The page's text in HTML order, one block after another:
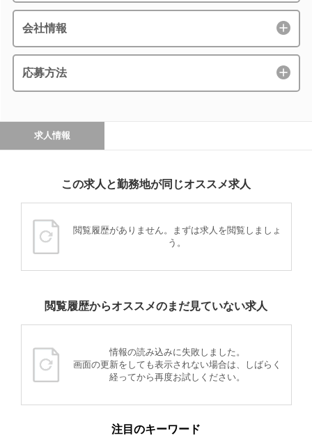
会社情報
応募方法
求人情報
この求人と勤務地が同じオススメ求人
閲覧履歴がありません。まずは求人を閲覧しましょ
う。
閲覧履歴からオススメのまだ見ていない求人
情報の読み込みに失敗しました。
画面の更新をしても表示されない場合は、しばらく
経ってから再度お試しください。
注目のキーワード